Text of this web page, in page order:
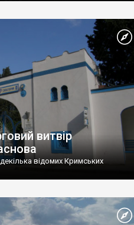
витвір
відомих Кримських